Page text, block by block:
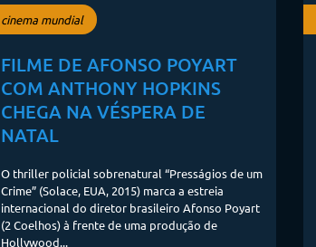
cinema mundial
FILME DE AFONSO POYART
COM ANTHONY HOPKINS
CHEGA NA VÉSPERA DE
NATAL
O thriller policial sobrenatural “Presságios de um
Crime” (Solace, EUA, 2015) marca a estreia
internacional do diretor brasileiro Afonso Poyart
(2 Coelhos) à frente de uma produção de
Hollywood...